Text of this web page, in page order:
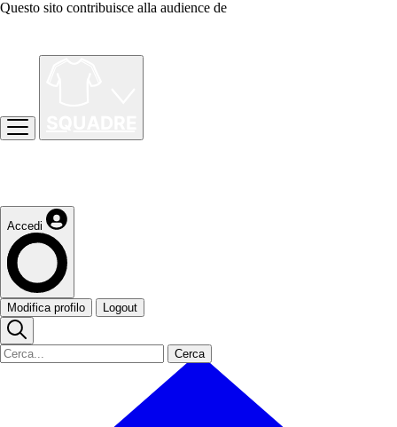
Questo sito contribuisce alla audience de
Accedi
Modifica profilo Logout
Cerca